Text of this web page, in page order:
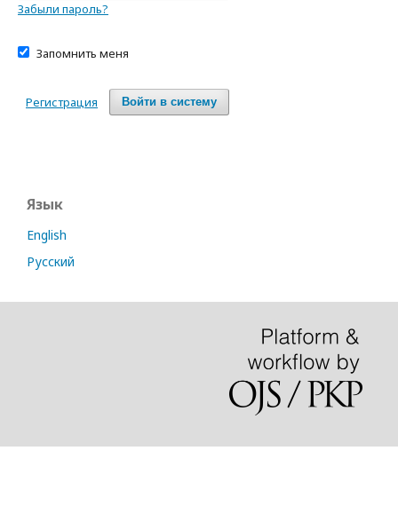
Забыли пароль?
Запомнить меня
Войти в систему
Регистрация
Язык
English
Русский